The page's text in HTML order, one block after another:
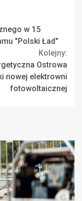
w 15
"Polski Ład"
Kolejny:
Ostrowa
nowej elektrowni
fotowoltaicznej